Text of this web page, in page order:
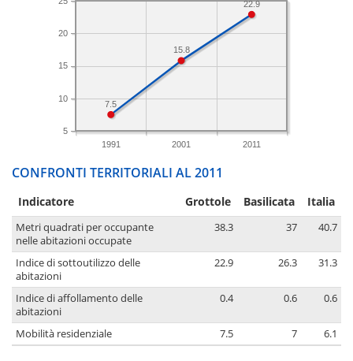
1991 2001 2011
5
10
15
20
22.9
15.8
7.5
CONFRONTI TERRITORIALI AL 2011
Indicatore Grottole Basilicata Italia
Metri quadrati per occupante
nelle abitazioni occupate
38.3 37 40.7
Indice di sottoutilizzo delle
abitazioni
22.9 26.3 31.3
Indice di affollamento delle
abitazioni
0.4 0.6 0.6
Mobilità residenziale 7.5 7 6.1